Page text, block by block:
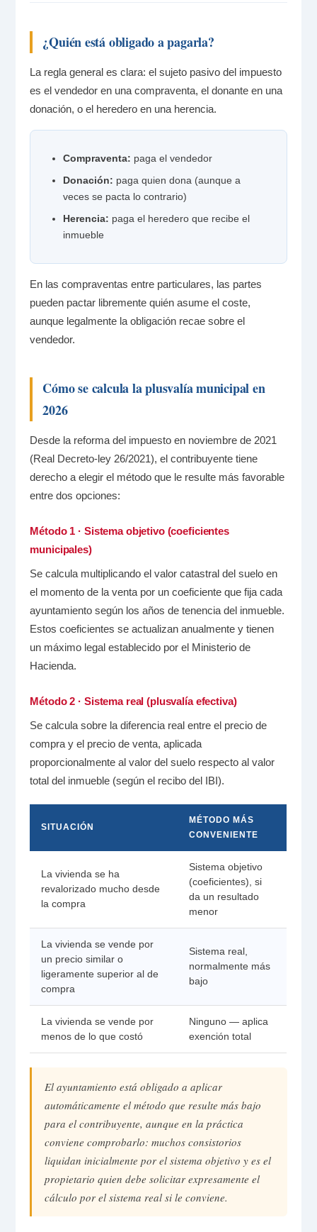
¿Quién está obligado a pagarla?
La regla general es clara: el sujeto pasivo del impuesto
es el vendedor en una compraventa, el donante en una
donación, o el heredero en una herencia.
Compraventa: paga el vendedor
Donación: paga quien dona (aunque a
veces se pacta lo contrario)
Herencia: paga el heredero que recibe el
inmueble
En las compraventas entre particulares, las partes
pueden pactar libremente quién asume el coste,
aunque legalmente la obligación recae sobre el
vendedor.
Cómo se calcula la plusvalía municipal en
2026
Desde la reforma del impuesto en noviembre de 2021
(Real Decreto-ley 26/2021), el contribuyente tiene
derecho a elegir el método que le resulte más favorable
entre dos opciones:
Método 1 · Sistema objetivo (coeficientes
municipales)
Se calcula multiplicando el valor catastral del suelo en
el momento de la venta por un coeficiente que fija cada
ayuntamiento según los años de tenencia del inmueble.
Estos coeficientes se actualizan anualmente y tienen
un máximo legal establecido por el Ministerio de
Hacienda.
Método 2 · Sistema real (plusvalía efectiva)
Se calcula sobre la diferencia real entre el precio de
compra y el precio de venta, aplicada
proporcionalmente al valor del suelo respecto al valor
total del inmueble (según el recibo del IBI).
SITUACIÓN
MÉTODO MÁS
CONVENIENTE
La vivienda se ha
revalorizado mucho desde
la compra
Sistema objetivo
(coeficientes), si
da un resultado
menor
La vivienda se vende por
un precio similar o
ligeramente superior al de
compra
Sistema real,
normalmente más
bajo
La vivienda se vende por
menos de lo que costó
Ninguno — aplica
exención total
El ayuntamiento está obligado a aplicar
automáticamente el método que resulte más bajo
para el contribuyente, aunque en la práctica
conviene comprobarlo: muchos consistorios
liquidan inicialmente por el sistema objetivo y es el
propietario quien debe solicitar expresamente el
cálculo por el sistema real si le conviene.